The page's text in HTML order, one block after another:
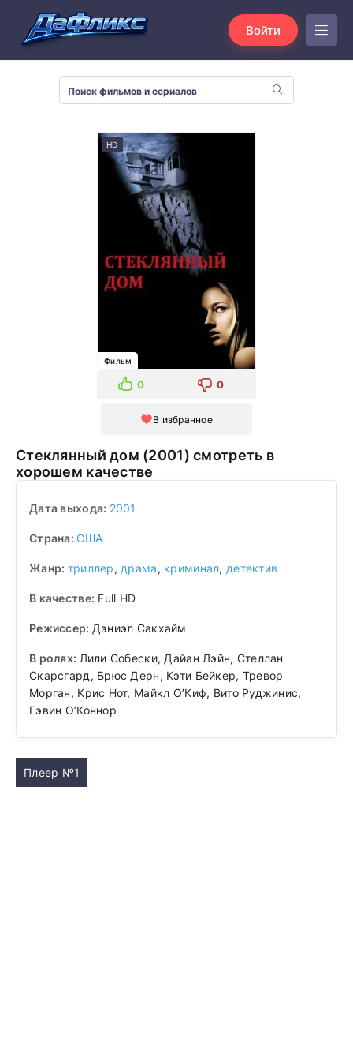
Войти
HD
Фильм
0 0
В избранное
Стеклянный дом (2001) смотреть в
хорошем качестве
Дата выхода: 2001
Страна:США
Жанр: триллер, драма, криминал, детектив
В качестве: Full HD
Режиссер: Дэниэл Сакхайм
В ролях: Лили Собески, Дайан Лэйн, Стеллан
Скарсгард, Брюс Дерн, Кэти Бейкер, Тревор
Морган, Крис Нот, Майкл О’Киф, Вито Руджинис,
Гэвин О’Коннор
Плеер №1